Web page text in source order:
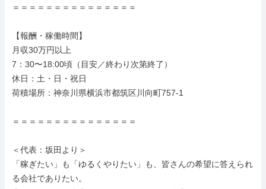
＝＝＝＝＝＝＝＝＝＝＝＝＝＝＝
【報酬・稼働時間】
月収30万円以上
7：30〜18:00頃（目安／終わり次第終了）
休日：土・日・祝日
荷積場所：神奈川県横浜市都筑区川向町757-1
＝＝＝＝＝＝＝＝＝＝＝＝＝＝＝
＜代表：坂田より＞
「稼ぎたい」も「ゆるくやりたい」も、皆さんの希望に答えられ
る会社でありたい。